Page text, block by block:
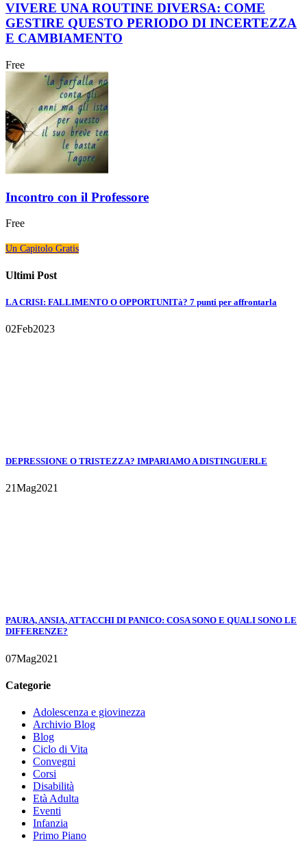
VIVERE UNA ROUTINE DIVERSA: COME
GESTIRE QUESTO PERIODO DI INCERTEZZA
E CAMBIAMENTO
Free
Incontro con il Professore
Free
Un Capitolo Gratis
Ultimi Post
LA CRISI: FALLIMENTO O OPPORTUNITà? 7 punti per affrontarla
02Feb2023
DEPRESSIONE O TRISTEZZA? IMPARIAMO A DISTINGUERLE
21Mag2021
PAURA, ANSIA, ATTACCHI DI PANICO: COSA SONO E QUALI SONO LE
DIFFERENZE?
07Mag2021
Categorie
Adolescenza e giovinezza
Archivio Blog
Blog
Ciclo di Vita
Convegni
Corsi
Disabilità
Età Adulta
Eventi
Infanzia
Primo Piano